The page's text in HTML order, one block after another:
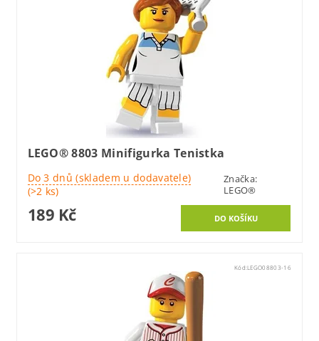
LEGO® 8803 Minifigurka Tenistka
Do 3 dnů (skladem u dodavatele)
(>2 ks)
Značka:
LEGO®
189 Kč
Kód:LEGO08803-16